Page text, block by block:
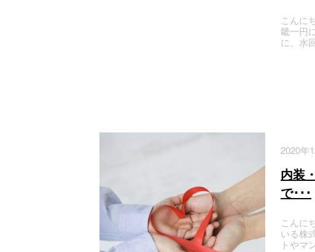
こんに
畿一円
に、水
2020年
内装
で･･･
こんに
いる株
トやマ